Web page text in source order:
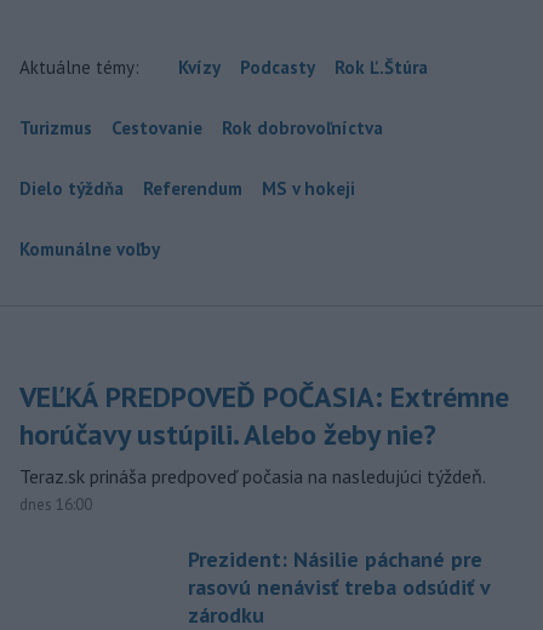
Aktuálne témy: Kvízy Podcasty Rok Ľ.Štúra
Turizmus Cestovanie Rok dobrovoľníctva
Dielo týždňa Referendum MS v hokeji
Komunálne voľby
VEĽKÁ PREDPOVEĎ POČASIA: Extrémne
horúčavy ustúpili. Alebo žeby nie?
Teraz.sk prináša predpoveď počasia na nasledujúci týždeň.
dnes 16:00
Prezident: Násilie páchané pre
rasovú nenávisť treba odsúdiť v
zárodku